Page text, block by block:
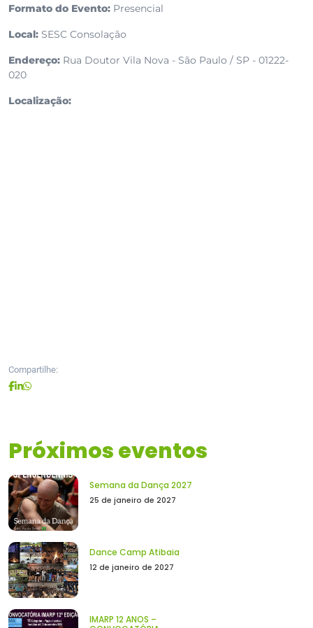
Formato do Evento: Presencial
Local: SESC Consolação
Endereço: Rua Doutor Vila Nova - São Paulo / SP - 01222-
020
Localização:
Compartilhe:
Próximos eventos
Semana da Dança 2027
25 de janeiro de 2027
Dance Camp Atibaia
12 de janeiro de 2027
IMARP 12 ANOS –